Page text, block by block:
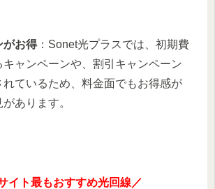
がお得：Sonet光プラスでは、初期費
キャンペーンや、割引キャンペーン
れているため、料金面でもお得感が
あります。
イト最もおすすめ光回線／